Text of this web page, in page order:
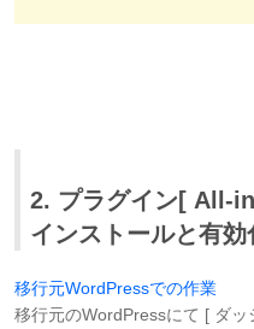
2. プラグイン[ All-
インストールと有効
移行元WordPressでの作業
移行元のWordPressにて [ ダ